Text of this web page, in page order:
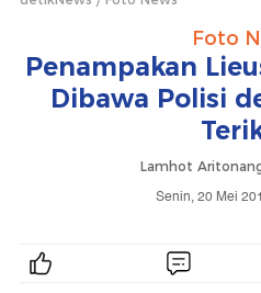
Foto
Penampakan
Dibawa Polisi
Lamhot
Senin, 20 Mei